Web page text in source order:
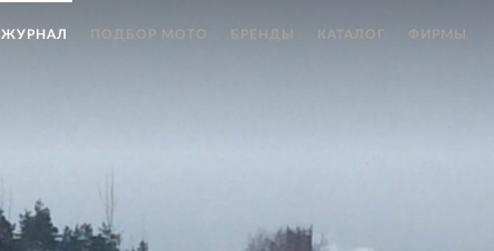
ЖУРНАЛ ПОДБОР МОТО БРЕНДЫ КАТАЛОГ ФИРМЫ